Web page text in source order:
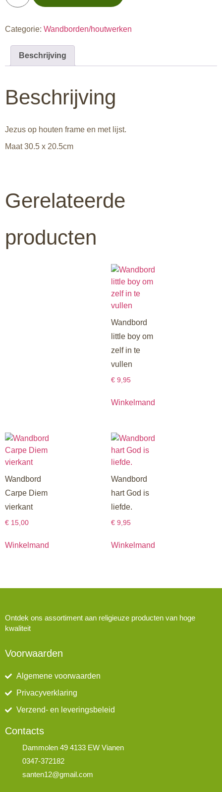
Categorie: Wandborden/houtwerken
Beschrijving
Beschrijving
Jezus op houten frame en met lijst.
Maat 30.5 x 20.5cm
Gerelateerde
producten
Wandbord
little boy om
zelf in te
vullen
€ 9,95
Winkelmand
Wandbord
Carpe Diem
vierkant
€ 15,00
Winkelmand
Wandbord
hart God is
liefde.
€ 9,95
Winkelmand
Ontdek ons assortiment aan religieuze producten van hoge
kwaliteit
Voorwaarden
Algemene voorwaarden
Privacyverklaring
Verzend- en leveringsbeleid
Contacts
Dammolen 49 4133 EW Vianen
0347-372182
santen12@gmail.com